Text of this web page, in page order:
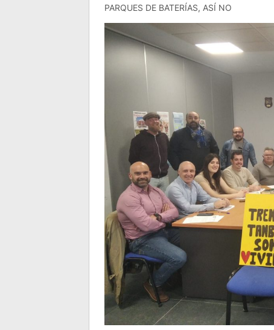
PARQUES DE BATERÍAS, ASÍ NO